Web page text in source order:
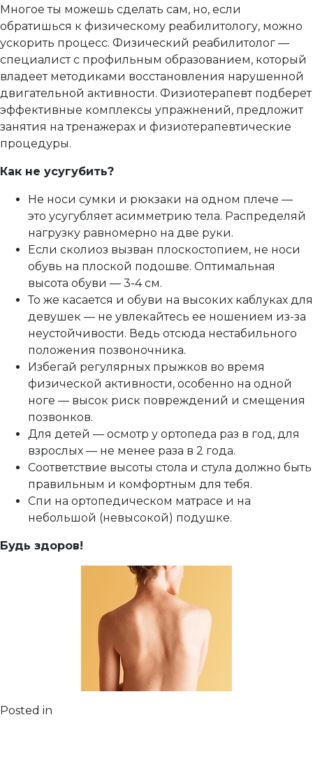
Многое ты можешь сделать сам, но, если
обратишься к физическому реабилитологу, можно
ускорить процесс. Физический реабилитолог —
специалист с профильным образованием, который
владеет методиками восстановления нарушенной
двигательной активности. Физиотерапевт подберет
эффективные комплексы упражнений, предложит
занятия на тренажерах и физиотерапевтические
процедуры.
Как не усугубить?
Не носи сумки и рюкзаки на одном плече —
это усугубляет асимметрию тела. Распределяй
нагрузку равномерно на две руки.
Если сколиоз вызван плоскостопием, не носи
обувь на плоской подошве. Оптимальная
высота обуви — 3-4 см.
То же касается и обуви на высоких каблуках для
девушек — не увлекайтесь ее ношением из-за
неустойчивости. Ведь отсюда нестабильного
положения позвоночника.
Избегай регулярных прыжков во время
физической активности, особенно на одной
ноге — высок риск повреждений и смещения
позвонков.
Для детей — осмотр у ортопеда раз в год, для
взрослых — не менее раза в 2 года.
Соответствие высоты стола и стула должно быть
правильным и комфортным для тебя.
Спи на ортопедическом матрасе и на
небольшой (невысокой) подушке.
Будь здоров!
Posted in